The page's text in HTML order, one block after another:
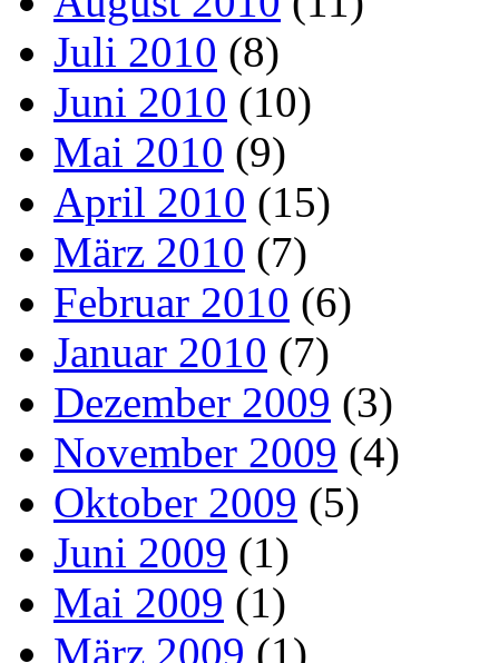
Juli 2010 (8)
Juni 2010 (10)
Mai 2010 (9)
April 2010 (15)
März 2010 (7)
Februar 2010 (6)
Januar 2010 (7)
Dezember 2009 (3)
November 2009 (4)
Oktober 2009 (5)
Juni 2009 (1)
Mai 2009 (1)
März 2009 (1)